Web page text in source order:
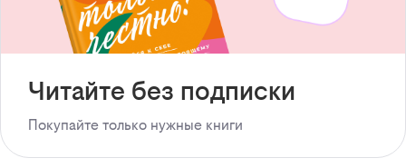
Читайте без подписки
Покупайте только нужные книги